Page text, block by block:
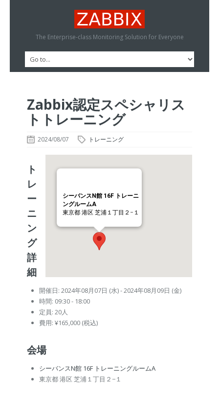
The Enterprise-class Monitoring Solution for Everyone
Zabbix認定スペシャリス
トトレーニング
2024/08/07 トレーニング
シーバンスN館 16F トレーニ
ングルームA
東京都 港区 芝浦１丁目２−１
ト
レ
ー
ニ
ン
グ
詳
細
開催日: 2024年08月07日 (水) - 2024年08月09日 (金)
時間: 09:30 - 18:00
定員: 20人
費用: ¥165,000 (税込)
会場
シーバンスN館 16F トレーニングルームA
東京都 港区 芝浦１丁目２−１